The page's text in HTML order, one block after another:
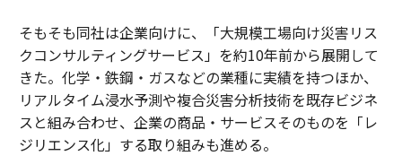
そもそも同社は企業向けに、「大規模工場向け災害リス
クコンサルティングサービス」を約10年前から展開して
きた。化学・鉄鋼・ガスなどの業種に実績を持つほか、
リアルタイム浸水予測や複合災害分析技術を既存ビジネ
スと組み合わせ、企業の商品・サービスそのものを「レ
ジリエンス化」する取り組みも進める。